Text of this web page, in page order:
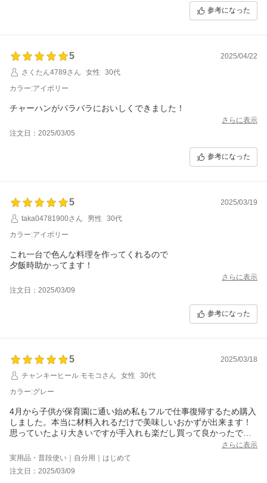
参考になった
5
2025/04/22
さくたん4789さん
女性
30代
カラー:アイボリー
チャーハンがパラパラにおいしくできました！
さらに表示
注文日：2025/03/05
参考になった
5
2025/03/19
taka04781900さん
男性
30代
カラー:アイボリー
これ一台で色んな料理を作ってくれるので
夕飯時助かってます！
さらに表示
注文日：2025/03/09
参考になった
5
2025/03/18
チャンキーヒール モモコさん
女性
30代
カラー:グレー
4月から子供が保育園に通い始め私もフルで仕事復帰するため購入
しました。本当に材料入れるだけで美味しいおかずが出来ます！
思っていたより大きいですが手入れも楽だし買って良かったで
さらに表示
実用品・普段使い｜自分用｜はじめて
注文日：2025/03/09